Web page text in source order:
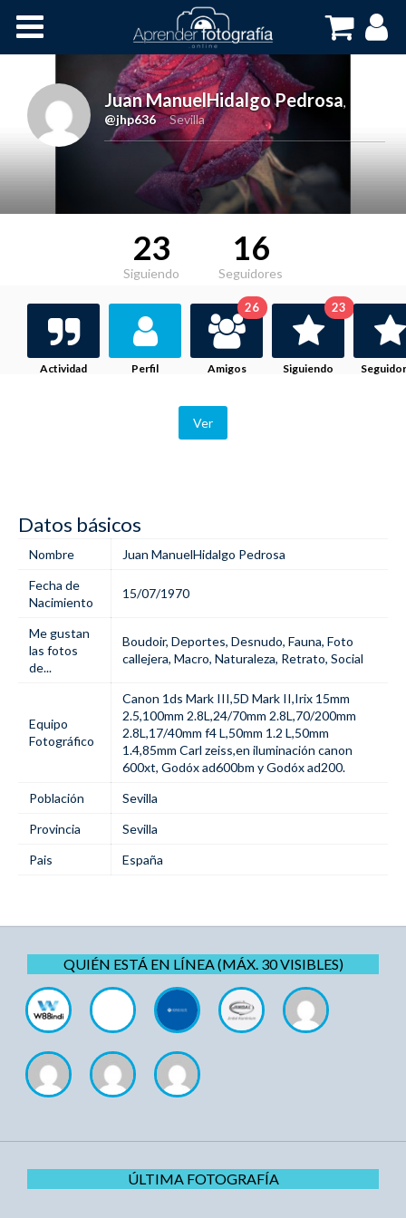
Cursos OnLine
Juan ManuelHidalgo Pedrosa,
@jhp636
Sevilla
23
Siguiendo
16
Seguidores
Actividad Perfil Amigos
26
Siguiendo
23
Ver
Datos básicos
Nombre
Juan ManuelHidalgo Pedrosa
Fecha de
Nacimiento
15/07/1970
Me gustan
las fotos
de...
Boudoir, Deportes, Desnudo, Fauna, Foto
callejera, Macro, Naturaleza, Retrato, Social
Equipo
Fotográfico
Canon 1ds Mark III,5D Mark II,Irix 15mm
2.5,100mm 2.8L,24/70mm 2.8L,70/200mm
2.8L,17/40mm f4 L,50mm 1.2 L,50mm
1.4,85mm Carl zeiss,en iluminación canon
600xt, Godóx ad600bm y Godóx ad200.
Población
Sevilla
Provincia
Sevilla
Pais
España
QUIÉN ESTÁ EN LÍNEA (MÁX. 30 VISIBLES)
ÚLTIMA FOTOGRAFÍA